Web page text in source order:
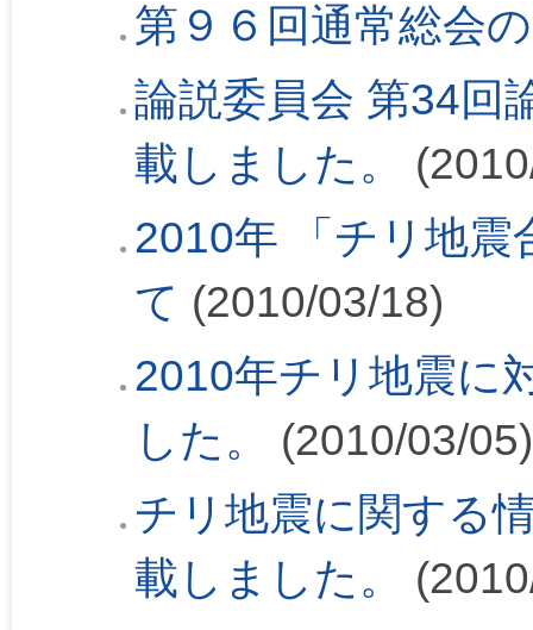
第９６回通常総会
論説委員会 第34回
載しました。
2010年 「チリ地震
て (2010/03/18)
2010年チリ地震に
した。
(2010/03/05)
チリ地震に関する
載しました。